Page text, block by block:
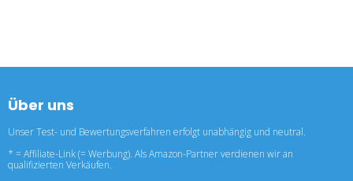
Über uns
Unser Test- und Bewertungsverfahren erfolgt unabhängig und neutral.
* = Affiliate-Link (= Werbung). Als Amazon-Partner verdienen wir an
qualifizierten Verkäufen.